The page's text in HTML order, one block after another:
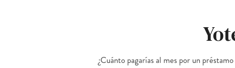
¿Cuánto pagarías al mes por un